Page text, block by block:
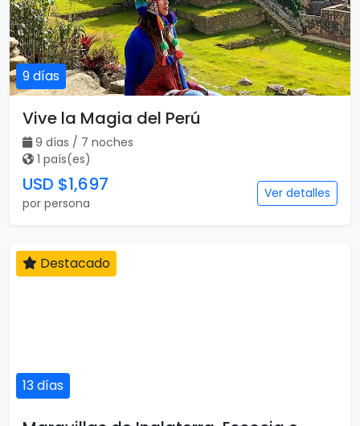
9 días
Vive la Magia del Perú
9 días / 7 noches
1 país(es)
USD $1,697
por persona
Ver detalles
13 días
Destacado